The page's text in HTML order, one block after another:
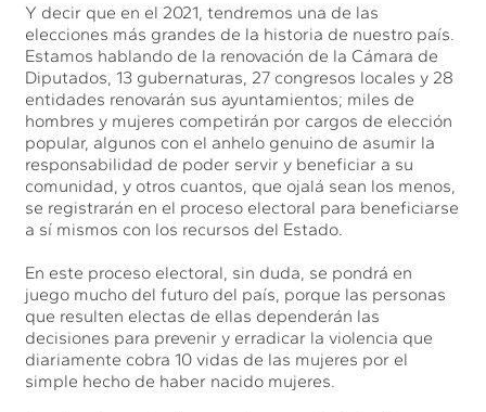
Y decir que en el 2021, tendremos una de las
elecciones más grandes de la historia de nuestro país.
Estamos hablando de la renovación de la Cámara de
Diputados, 13 gubernaturas, 27 congresos locales y 28
entidades renovarán sus ayuntamientos; miles de
hombres y mujeres competirán por cargos de elección
popular, algunos con el anhelo genuino de asumir la
responsabilidad de poder servir y beneficiar a su
comunidad, y otros cuantos, que ojalá sean los menos,
se registrarán en el proceso electoral para beneficiarse
a sí mismos con los recursos del Estado.
En este proceso electoral, sin duda, se pondrá en
juego mucho del futuro del país, porque las personas
que resulten electas de ellas dependerán las
decisiones para prevenir y erradicar la violencia que
diariamente cobra 10 vidas de las mujeres por el
simple hecho de haber nacido mujeres.